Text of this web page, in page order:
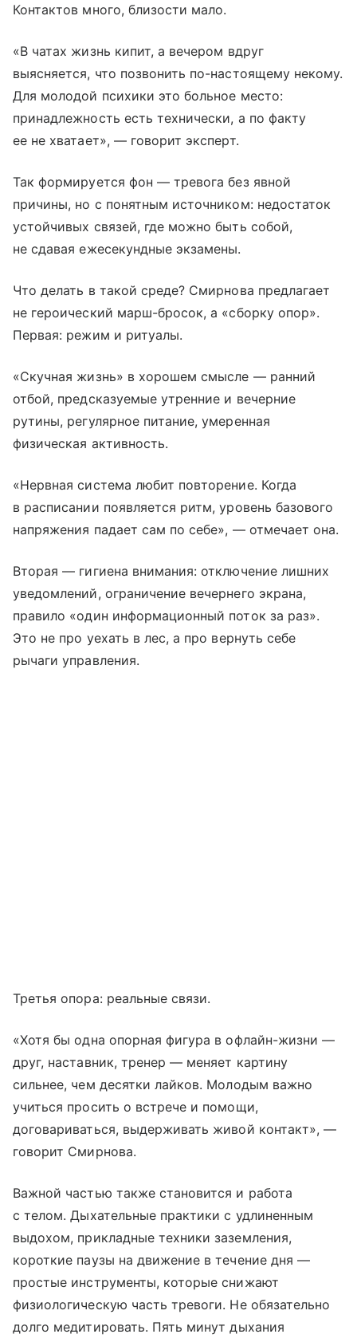
Контактов много, близости мало.
«В чатах жизнь кипит, а вечером вдруг
выясняется, что позвонить по-настоящему некому.
Для молодой психики это больное место:
принадлежность есть технически, а по факту
ее не хватает», — говорит эксперт.
Так формируется фон — тревога без явной
причины, но с понятным источником: недостаток
устойчивых связей, где можно быть собой,
не сдавая ежесекундные экзамены.
Что делать в такой среде? Смирнова предлагает
не героический марш-бросок, а «сборку опор».
Первая: режим и ритуалы.
«Скучная жизнь» в хорошем смысле — ранний
отбой, предсказуемые утренние и вечерние
рутины, регулярное питание, умеренная
физическая активность.
«Нервная система любит повторение. Когда
в расписании появляется ритм, уровень базового
напряжения падает сам по себе», — отмечает она.
Вторая — гигиена внимания: отключение лишних
уведомлений, ограничение вечернего экрана,
правило «один информационный поток за раз».
Это не про уехать в лес, а про вернуть себе
рычаги управления.
Третья опора: реальные связи.
«Хотя бы одна опорная фигура в офлайн-жизни —
друг, наставник, тренер — меняет картину
сильнее, чем десятки лайков. Молодым важно
учиться просить о встрече и помощи,
договариваться, выдерживать живой контакт», —
говорит Смирнова.
Важной частью также становится и работа
с телом. Дыхательные практики с удлиненным
выдохом, прикладные техники заземления,
короткие паузы на движение в течение дня —
простые инструменты, которые снижают
физиологическую часть тревоги. Не обязательно
долго медитировать. Пять минут дыхания